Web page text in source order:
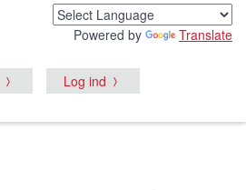
Powered by Translate
Log ind